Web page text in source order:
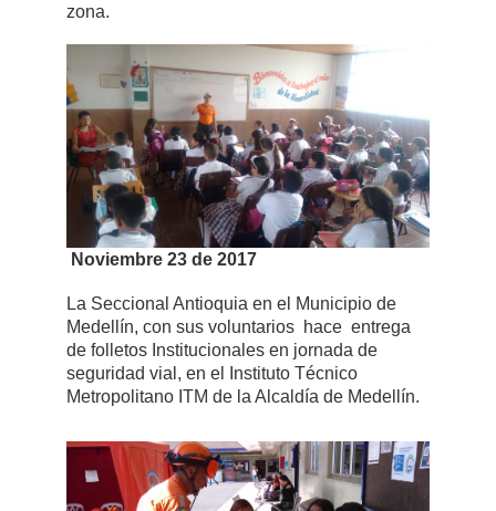
zona.
Noviembre 23 de 2017
La Seccional Antioquia en el Municipio de
Medellín, con sus voluntarios hace entrega
de folletos Institucionales en jornada de
seguridad vial, en el Instituto Técnico
Metropolitano ITM de la Alcaldía de Medellín.